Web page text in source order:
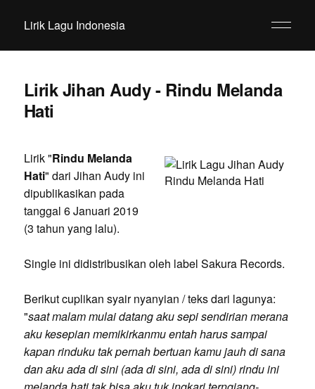
Lirik Lagu Indonesia
Lirik Jihan Audy - Rindu Melanda
Hati
Lirik "Rindu Melanda
Hati" dari Jihan Audy ini
dipublikasikan pada
tanggal 6 Januari 2019
(3 tahun yang lalu).
Single ini didistribusikan oleh label Sakura Records.
Berikut cuplikan syair nyanyian / teks dari lagunya:
"saat malam mulai datang aku sepi sendirian merana
aku kesepian memikirkanmu entah harus sampai
kapan rinduku tak pernah bertuan kamu jauh di sana
dan aku ada di sini (ada di sini, ada di sini) rindu ini